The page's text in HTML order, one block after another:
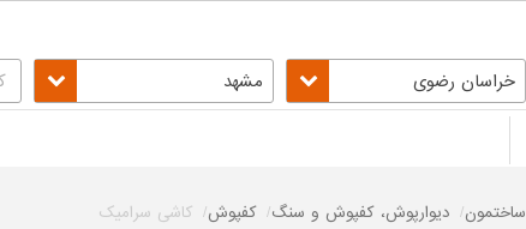
خراسان رضوی مشهد
ساختمون دیوارپوش، کفپوش و سنگ کفپوش کاشی سرامیک